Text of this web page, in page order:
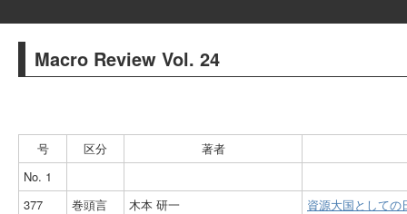
Macro Review Vol. 24
号 区分
著者
No. 1
377
巻頭言 木本 研一 資源大国として